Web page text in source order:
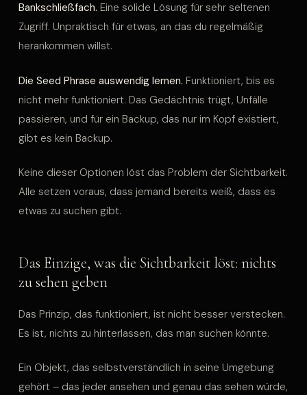
Bankschließfach. Eine solide Lösung für sehr seltenen
Zugriff. Unpraktisch für etwas, an das du regelmäßig
herankommen willst.
Die Seed Phrase auswendig lernen. Funktioniert, bis es
nicht mehr funktioniert. Das Gedächtnis trügt, Unfälle
passieren, und für ein Backup, das nur im Kopf existiert,
gibt es kein Backup.
Keine dieser Optionen löst das Problem der Sichtbarkeit.
Alle setzen voraus, dass jemand bereits weiß, dass es
etwas zu suchen gibt.
Das Einzige, was die Sichtbarkeit löst: nichts
zu sehen geben
Das Prinzip, das funktioniert, ist nicht besser verstecken.
Es ist, nichts zu hinterlassen, das man suchen könnte.
Ein Objekt, das selbstverständlich in seine Umgebung
gehört – das jeder ansehen und genau das sehen würde,